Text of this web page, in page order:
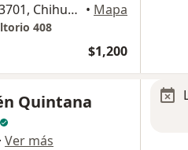
Calle Sierra de la Campana 3701, Chihuahua • Mapa
408
$1,200
Quintana
· Ver más